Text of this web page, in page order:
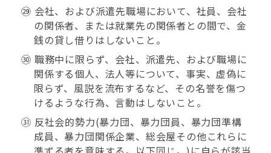
㉙ 会社、および派遣先職場において、社員、会社
の関係者、または就業先の関係者との間で、金
銭の貸し借りはしないこと。
㉚ 職務中に限らず、会社、派遣先、および職場に
関係する個人、法人等について、事実、虚偽に
限らず、風説を流布するなど、その名誉を傷つ
けるような行為、言動はしないこと。
㉛ 反社会的勢力(暴力団、暴力団員、暴力団準構
成員、暴力団関係企業、総会屋その他これらに